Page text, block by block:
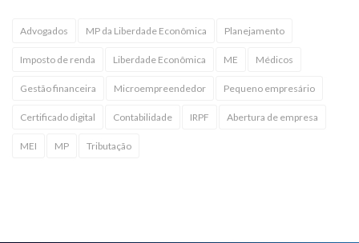
Advogados MP da Liberdade Econômica Planejamento
Imposto de renda Liberdade Econômica ME Médicos
Gestão financeira Microempreendedor Pequeno empresário
Certificado digital Contabilidade IRPF Abertura de empresa
MEI MP Tributação